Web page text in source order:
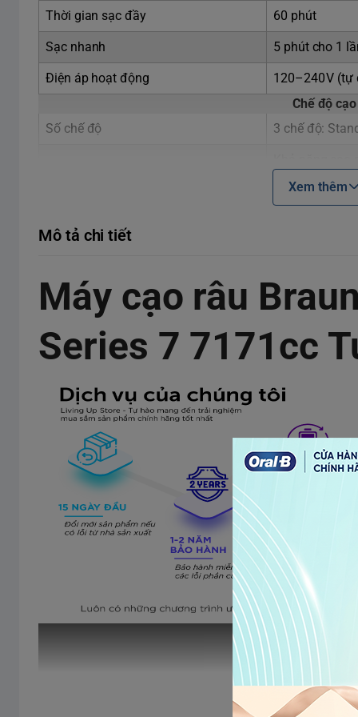
Thời gian sạc đầy 60 phút
Sạc nhanh 5 phút cho 1
Điện áp hoạt động
120–240 V (tự
Chế độ cạo
Số chế độ
3 chế độ:
hơn
Hệ thống
Đầu lưỡi
AutoSense Technology
Cảm biến mật
Vệ sinh & Tiện
SmartCare Center
Đế tự động
sạc
Mở nhanh đầu cạo One‑Touch mở
Pop‑up trimmer
Có –
Màn hình & cảnh
Báo mức pin,
lịch
Phụ kiện đi
Máy 7171cc,
du lịch
Thiết kế & Xuất
Công thái học,
{index=7}
Xem thêm
Mô tả chi tiết
Máy cạo râu
Series 7 7171cc
Xem thêm